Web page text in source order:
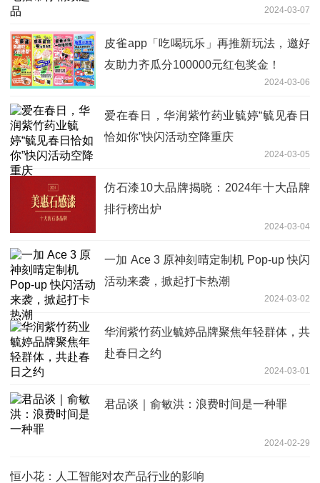
2024-03-07
皮雀app「吃喝玩乐」再推新玩法，邀好
友助力齐瓜分100000元红包奖金！
2024-03-06
爱在春日，华润紫竹药业毓婷“毓见春日
恰如你”快闪活动空降重庆
2024-03-05
仿石漆10大品牌揭晓：2024年十大品牌
排行榜出炉
2024-03-04
一加 Ace 3 原神刻晴定制机 Pop-up 快闪
活动来袭，掀起打卡热潮
2024-03-02
华润紫竹药业毓婷品牌聚焦年轻群体，共
赴春日之约
2024-03-01
君品谈｜俞敏洪：浪费时间是一种罪
2024-02-29
恒小花：人工智能对农产品行业的影响